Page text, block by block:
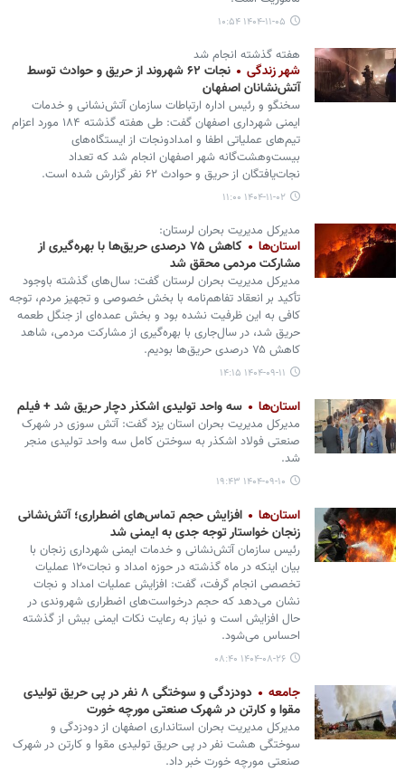
۱۴۰۴-۱۱-۰۵ ۱۰:۵۴
هفته گذشته انجام شد
شهر زندگی
نجات ۶۲ شهروند از حریق و حوادث توسط
آتش‌نشانان اصفهان
سخنگو و رئیس اداره ارتباطات سازمان آتش‌نشانی و خدمات
ایمنی شهرداری اصفهان گفت: طی هفته گذشته ۱۸۴ مورد اعزام
تیم‌های عملیاتی اطفا و امدادونجات از ایستگاه‌های
بیست‌وهشت‌گانه شهر اصفهان انجام شد که تعداد
نجات‌یافتگان از حریق و حوادث ۶۲ نفر گزارش شده است.
۱۴۰۴-۱۱-۰۲ ۱۱:۰۰
مدیرکل مدیریت بحران لرستان:
استان‌ها
کاهش ۷۵ درصدی حریق‌ها با بهره‌گیری از
مشارکت مردمی محقق شد
مدیرکل مدیریت بحران لرستان گفت: سال‌های گذشته باوجود
تأکید بر انعقاد تفاهم‌نامه با بخش خصوصی و تجهیز مردم، توجه
کافی به این ظرفیت نشده بود و بخش عمده‌ای از جنگل طعمه
حریق شد، در سال‌جاری با بهره‌گیری از مشارکت مردمی، شاهد
کاهش ۷۵ درصدی حریق‌ها بودیم.
۱۴۰۴-۰۹-۱۱ ۱۴:۱۵
استان‌ها سه واحد تولیدی اشکذر دچار حریق شد + فیلم
مدیرکل مدیریت بحران استان یزد گفت: آتش سوزی در شهرک
صنعتی فولاد اشکذر به سوختن کامل سه واحد تولیدی منجر
شد.
۱۴۰۴-۰۹-۱۰ ۱۹:۴۳
استان‌ها
افزایش حجم تماس‌های اضطراری؛ آتش‌نشانی
زنجان خواستار توجه جدی به ایمنی شد
رئیس سازمان آتش‌نشانی و خدمات ایمنی شهرداری زنجان با
بیان اینکه در ماه گذشته در حوزه امداد و نجات۱۲۰ عملیات
تخصصی انجام گرفت، گفت: افزایش عملیات امداد و نجات
نشان می‌دهد که حجم درخواست‌های اضطراری شهروندی در
حال افزایش است و نیاز به رعایت نکات ایمنی بیش از گذشته
احساس می‌شود.
۱۴۰۴-۰۸-۲۶ ۰۸:۴۰
جامعه
دودزدگی و سوختگی ۸ نفر در پی حریق تولیدی
مقوا و کارتن در شهرک صنعتی مورچه خورت
مدیرکل مدیریت بحران استانداری اصفهان از دودزدگی و
سوختگی هشت نفر در پی حریق تولیدی مقوا و کارتن در شهرک
صنعتی مورچه خورت خبر داد.